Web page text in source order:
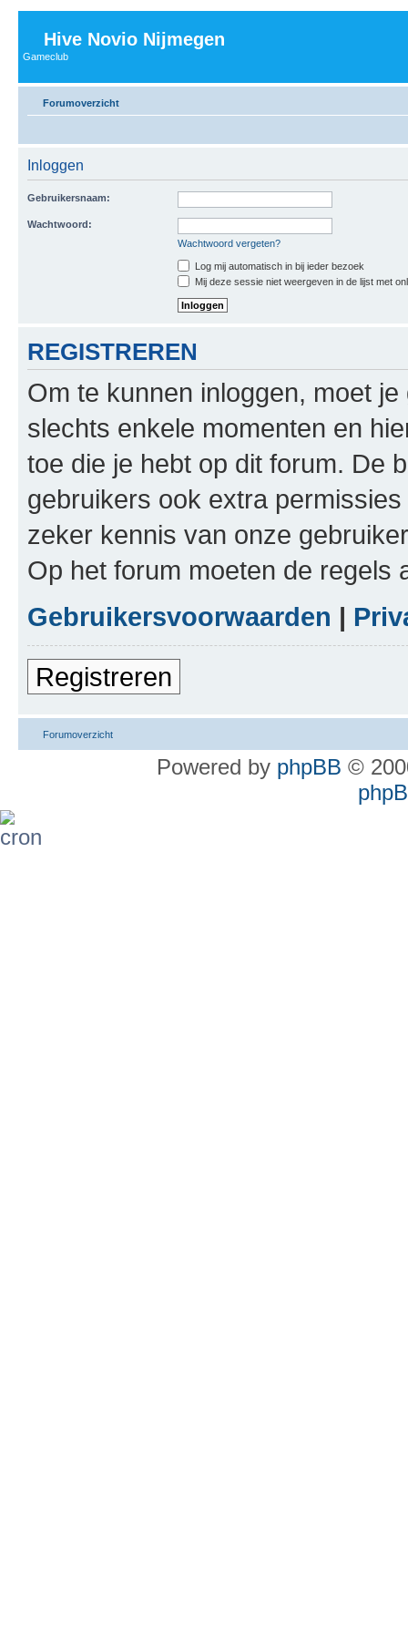
Hive Novio Nijmegen
Gameclub
Forumoverzicht
Inloggen
Gebruikersnaam:
Wachtwoord:
Wachtwoord vergeten?
Log mij automatisch in bij ieder bezoek
Mij deze sessie niet weergeven in de lijst met
REGISTREREN
Om te kunnen inloggen, moet
slechts enkele momenten en
toe die je hebt op dit forum. De
gebruikers ook extra
zeker kennis van onze
Op het forum moeten de regels
Gebruikersvoorwaarden |
Registreren
Forumoverzicht
Powered by phpBB ©